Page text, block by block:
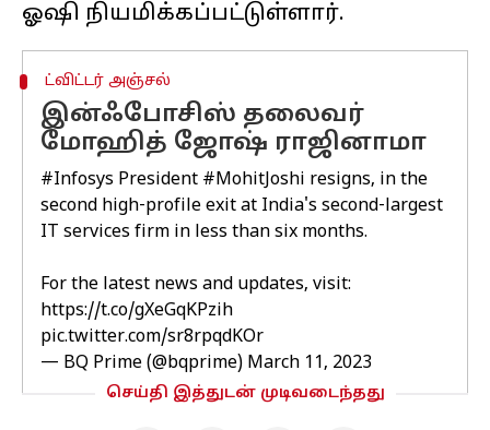
ட்விட்டர் அஞ்சல்
இன்ஃபோசிஸ் தலைவர்
மோஹித் ஜோஷ் ராஜினாமா
#Infosys President #MohitJoshi resigns, in the
second high-profile exit at India's second-largest
IT services firm in less than six months.
For the latest news and updates, visit:
https://t.co/gXeGqKPzih
pic.twitter.com/sr8rpqdKOr
— BQ Prime (@bqprime) March 11, 2023
செய்தி இத்துடன் முடிவடைந்தது